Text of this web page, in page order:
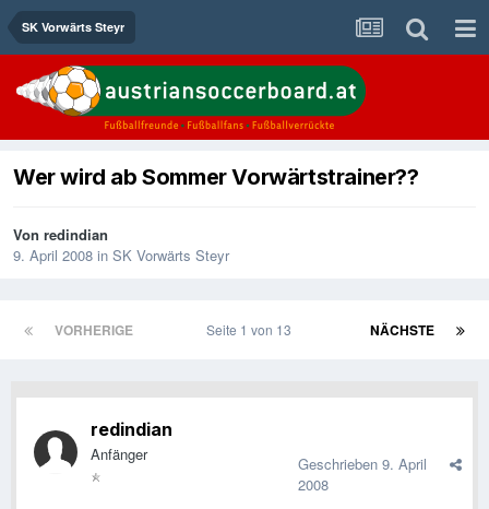
SK Vorwärts Steyr
Wer wird ab Sommer Vorwärtstrainer??
Von redindian
9. April 2008 in SK Vorwärts Steyr
VORHERIGE NÄCHSTE
Seite 1 von 13
redindian
Anfänger Geschrieben 9. April
2008